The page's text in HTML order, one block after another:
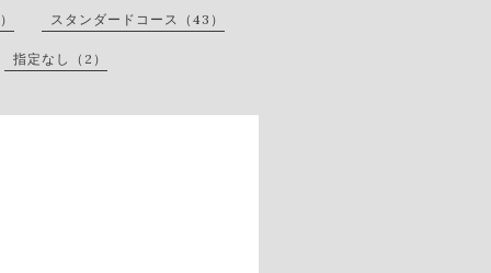
スタンダードコース（43）
指定なし（2）